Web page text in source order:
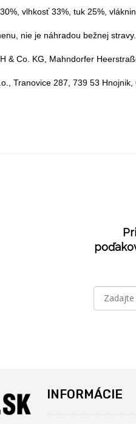
vlhkosť 33%, tuk 25%,
nie je náhradou bežnej
& Co. KG, Mahndorfer
Tranovice 287, 739 53 Hnojnik,
INFORMÁCIE